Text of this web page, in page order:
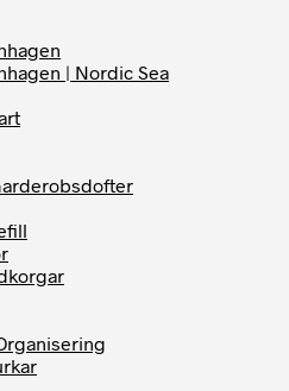
| Nordic Sea